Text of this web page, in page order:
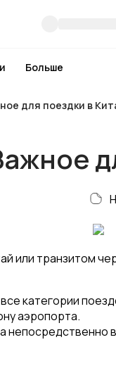
Больше
для поездки в
или транзитом
категории
аэропорта.